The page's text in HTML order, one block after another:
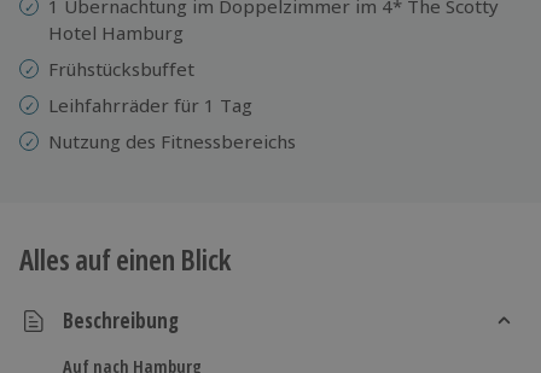
1 Übernachtung im Doppelzimmer im 4* The Scotty
Hotel Hamburg
Frühstücksbuffet
Leihfahrräder für 1 Tag
Nutzung des Fitnessbereichs
Alles auf einen Blick
Beschreibung
Auf nach Hamburg